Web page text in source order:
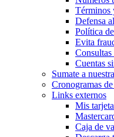
Términos
Defensa
Política
Evita
Consultas
Cuentas
Sumate a
Cronogramas
Links externos
Mis
Caja de